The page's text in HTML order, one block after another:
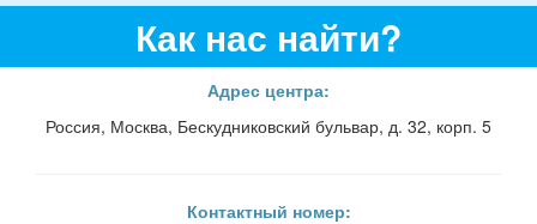
Как нас найти?
Адрес центра:
Россия, Москва, Бескудниковский бульвар, д. 32, корп. 5
Контактный номер: